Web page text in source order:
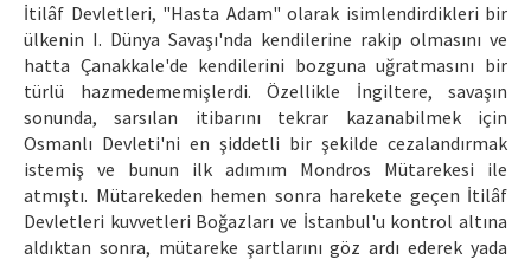
İtilâf Devletleri, "Hasta Adam" olarak isimlendirdikleri bir
ülkenin I. Dünya Savaşı'nda kendilerine rakip olmasını ve
hatta Çanakkale'de kendilerini bozguna uğratmasını bir
türlü hazmedememişlerdi. Özellikle İngiltere, savaşın
sonunda, sarsılan itibarını tekrar kazanabilmek için
Osmanlı Devleti'ni en şiddetli bir şekilde cezalandırmak
istemiş ve bunun ilk adımım Mondros Mütarekesi ile
atmıştı. Mütarekeden hemen sonra harekete geçen İtilâf
Devletleri kuvvetleri Boğazları ve İstanbul'u kontrol altına
aldıktan sonra, mütareke şartlarını göz ardı ederek yada